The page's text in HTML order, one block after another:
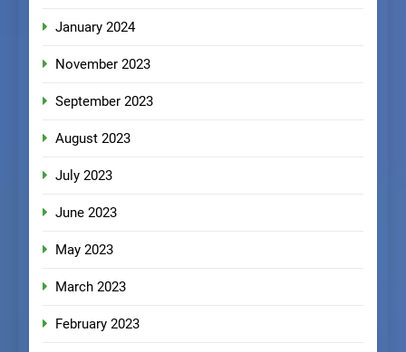
January 2024
November 2023
September 2023
August 2023
July 2023
June 2023
May 2023
March 2023
February 2023